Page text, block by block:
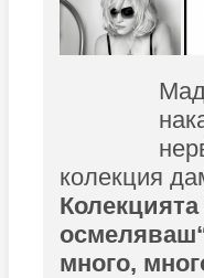
колекция
много,